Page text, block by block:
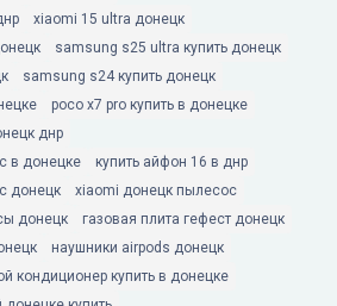
xiaomi 15 ultra донецк
samsung s25 ultra купить донецк
samsung s24 купить донецк
poco x7 pro купить в донецке
днр
в донецке
купить айфон 16 в днр
донецк
xiaomi донецк пылесос
донецк
газовая плита гефест донецк
наушники airpods донецк
кондиционер купить в донецке